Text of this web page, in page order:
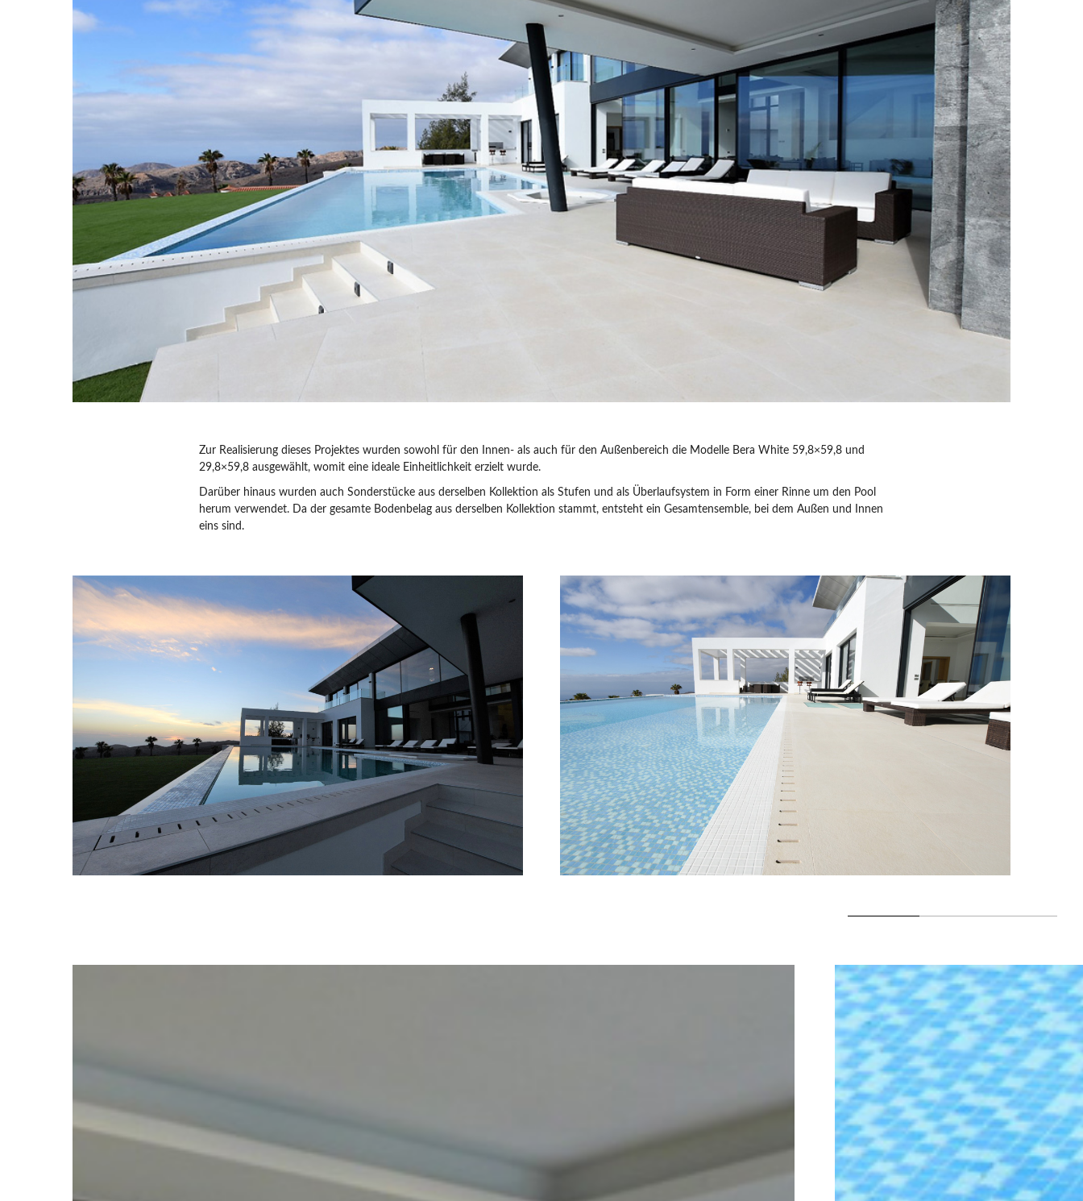
Zur Realisierung dieses Projektes wurden sowohl für den Innen- als auch für den Außenbereich die Modelle Bera White 59,8×59,8 und
29,8×59,8 ausgewählt, womit eine ideale Einheitlichkeit erzielt wurde.
Darüber hinaus wurden auch Sonderstücke aus derselben Kollektion als Stufen und als Überlaufsystem in Form einer Rinne um den Pool
herum verwendet. Da der gesamte Bodenbelag aus derselben Kollektion stammt, entsteht ein Gesamtensemble, bei dem Außen und Innen
eins sind.